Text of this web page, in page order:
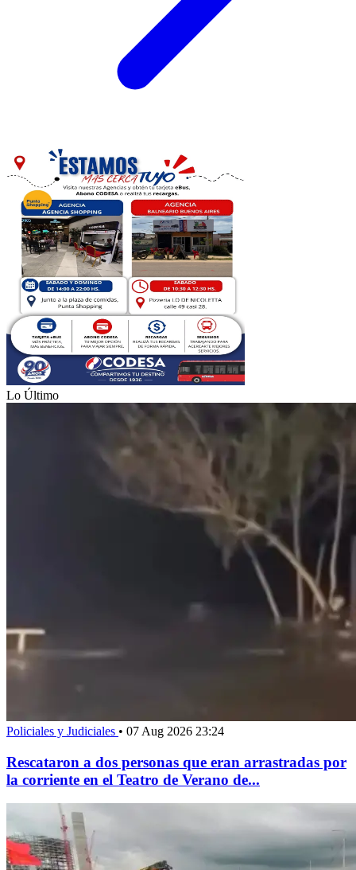
Lo Último
Policiales y Judiciales • 07 Aug 2026 23:24
Rescataron a dos personas que eran arrastradas por
la corriente en el Teatro de Verano de...